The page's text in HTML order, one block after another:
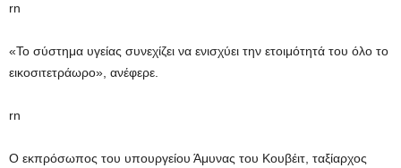
rn
«Το σύστημα υγείας συνεχίζει να ενισχύει την ετοιμότητά του όλο το
εικοσιτετράωρο», ανέφερε.
rn
Ο εκπρόσωπος του υπουργείου Άμυνας του Κουβέιτ, ταξίαρχος